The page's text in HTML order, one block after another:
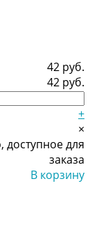
42 руб.
42 руб.
+
×
для
заказа
В корзину